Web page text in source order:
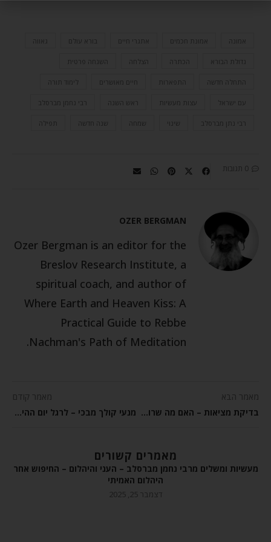
אמונה אמונת חכמים אתגרי חיים בורא עולם
גדולת הבורא הכתרה הצלחה השגחה פרטית
התחלה חדשה התפארות חיים מאושרים לימוד תורה
עם ישראל עצות מעשיות ראש השנה רבי נחמן מברסלב
רבי נתן מברסלב שינוי שמחה שנה חדשה תפילה
0 תגובות
OZER BERGMAN
Ozer Bergman is an editor for the
Breslov Research Institute, a
spiritual coach, and author of
Where Earth and Heaven Kiss: A
Practical Guide to Rebbe
Nachman's Path of Meditation.
מאמר הבא
בדיקת מציאות – האם מה שרואים זה הדבר האמיתי?
מאמר קודם
מנעי קולך מבכי – לרגל יום ההילולה של רחל אימנו יא בחשוון
מאמרים קשורים
מעשיות ומשלים מרבי נחמן מברסלב – העני והיהלום – החיפוש אחר
היהלום האמיתי
דצמבר 25, 2025